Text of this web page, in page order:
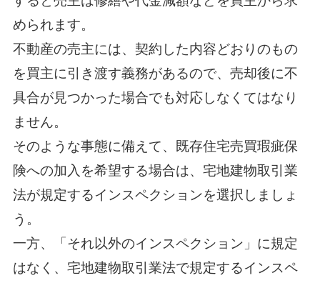
められます。
不動産の売主には、契約した内容どおりのもの
を買主に引き渡す義務があるので、売却後に不
具合が見つかった場合でも対応しなくてはなり
ません。
そのような事態に備えて、既存住宅売買瑕疵保
険への加入を希望する場合は、宅地建物取引業
法が規定するインスペクションを選択しましょ
う。
一方、「それ以外のインスペクション」に規定
はなく、宅地建物取引業法で規定するインスペ